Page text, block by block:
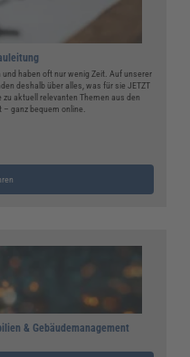
haben oft nur wenig Zeit. Auf unserer
deshalb über alles, was für sie JETZT
aktuell relevanten Themen aus den
– ganz bequem online.
& Gebäudemanagement